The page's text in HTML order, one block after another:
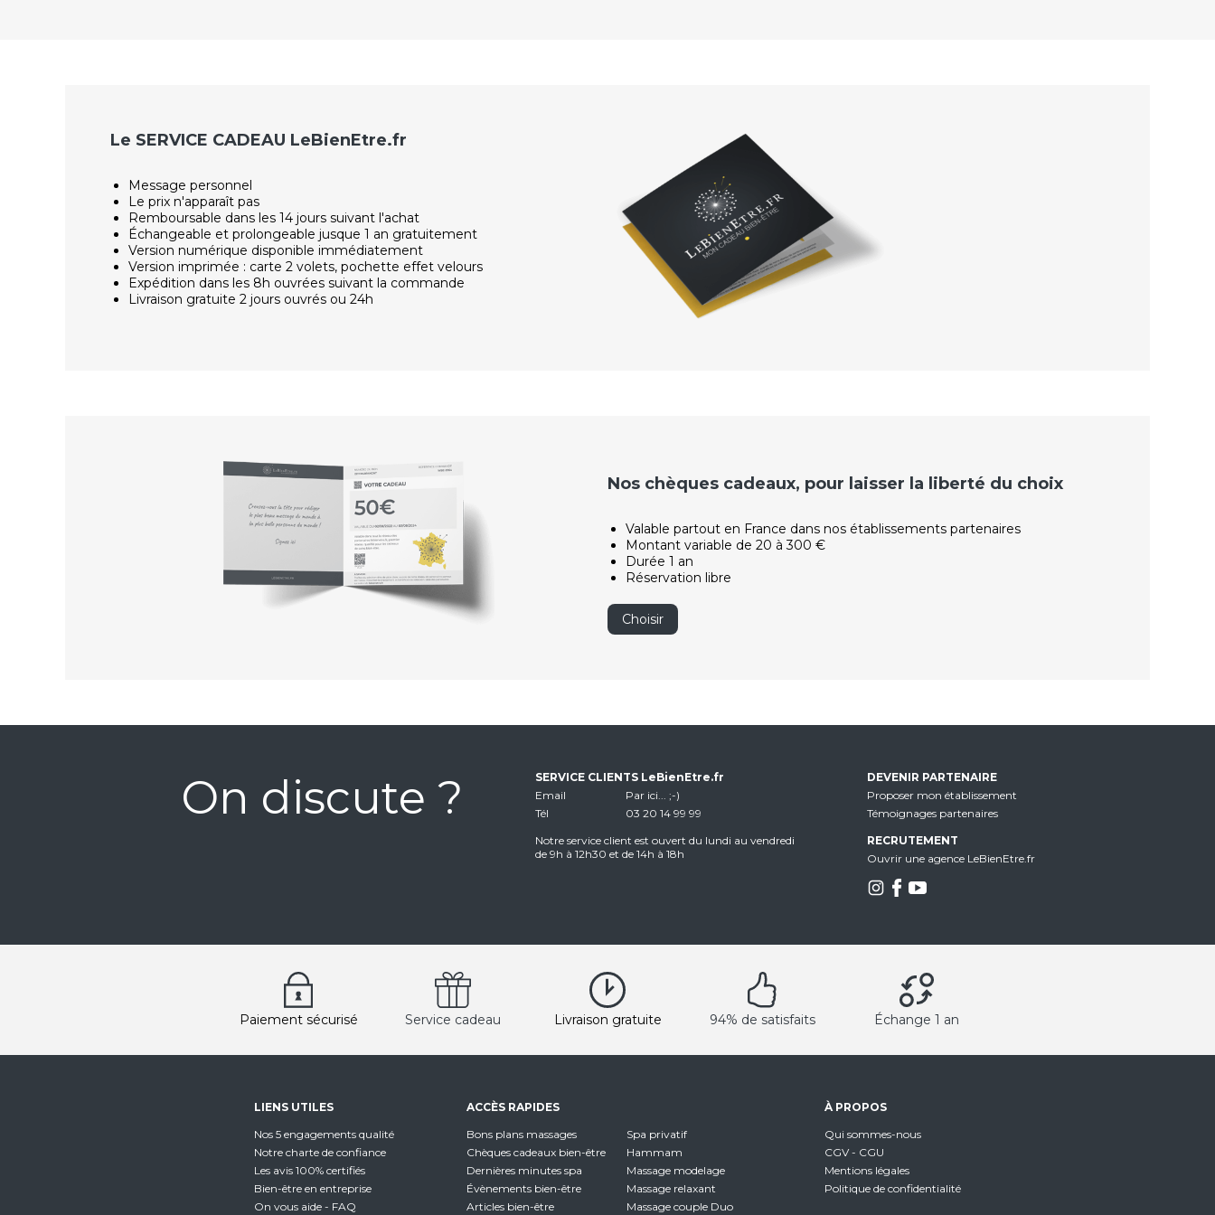
Le SERVICE CADEAU LeBienEtre.fr
Message personnel
Le prix n'apparaît pas
Remboursable dans les 14 jours suivant l'achat
Échangeable et prolongeable jusque 1 an gratuitement
Version numérique disponible immédiatement
Version imprimée : carte 2 volets, pochette effet velours
Expédition dans les 8h ouvrées suivant la commande
Livraison gratuite 2 jours ouvrés ou 24h
Nos chèques cadeaux, pour laisser la liberté du choix
Valable partout en France dans nos établissements partenaires
Montant variable de 20 à 300 €
Durée 1 an
Réservation libre
Choisir
On discute ?
SERVICE CLIENTS LeBienEtre.fr
Email
Par ici... ;-)
Tél
03 20 14 99 99
Notre service client est ouvert du lundi au vendredi
de 9h à 12h30 et de 14h à 18h
DEVENIR PARTENAIRE
Proposer mon établissement
Témoignages partenaires
RECRUTEMENT
Ouvrir une agence LeBienEtre.fr
Paiement sécurisé Service cadeau Livraison gratuite 94% de satisfaits Échange 1 an
LIENS UTILES
Nos 5 engagements qualité
Notre charte de confiance
Les avis 100% certifiés
Bien-être en entreprise
On vous aide - FAQ
ACCÈS RAPIDES
Bons plans massages
Chèques cadeaux bien-être
Dernières minutes spa
Évènements bien-être
Articles bien-être
Spa privatif
Hammam
Massage modelage
Massage relaxant
Massage couple Duo
À PROPOS
Qui sommes-nous
CGV - CGU
Mentions légales
Politique de confidentialité